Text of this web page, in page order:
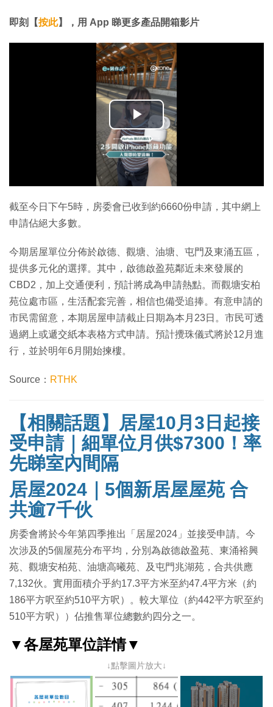
即刻【按此】，用 App 睇更多產品開箱影片
播
放
影
片
截至今日下午5時，房委會已收到約6660份申請，其中網上
申請佔絕大多數。
今期居屋單位分佈於啟德、觀塘、油塘、屯門及東涌五區，
提供多元化的選擇。其中，啟德啟盈苑鄰近未來發展的
CBD2，加上交通便利，預計將成為申請熱點。而觀塘安柏
苑位處市區，生活配套完善，相信也備受追捧。有意申請的
市民需留意，本期居屋申請截止日期為本月23日。市民可透
過網上或遞交紙本表格方式申請。預計攪珠儀式將於12月進
行，並於明年6月開始揀樓。
Source： RTHK
【相關話題】居屋10月3日起接
受申請｜細單位月供$7300！率
先睇室內間隔
居屋2024｜ 5個新居屋屋苑 合
共逾7千伙
房委會將於今年第四季推出「居屋2024」並接受申請。今
次涉及的5個屋苑分布平均，分別為啟德啟盈苑、東涌裕興
苑、觀塘安柏苑、油塘高曦苑、及屯門兆湖苑，合共供應
7,132伙。實用面積介乎約17.3平方米至約47.4平方米（約
186平方呎至約510平方呎）。較大單位（約442平方呎至約
510平方呎））佔推售單位總數約四分之一。
▼各屋苑單位詳情▼
↓點擊圖片放大↓